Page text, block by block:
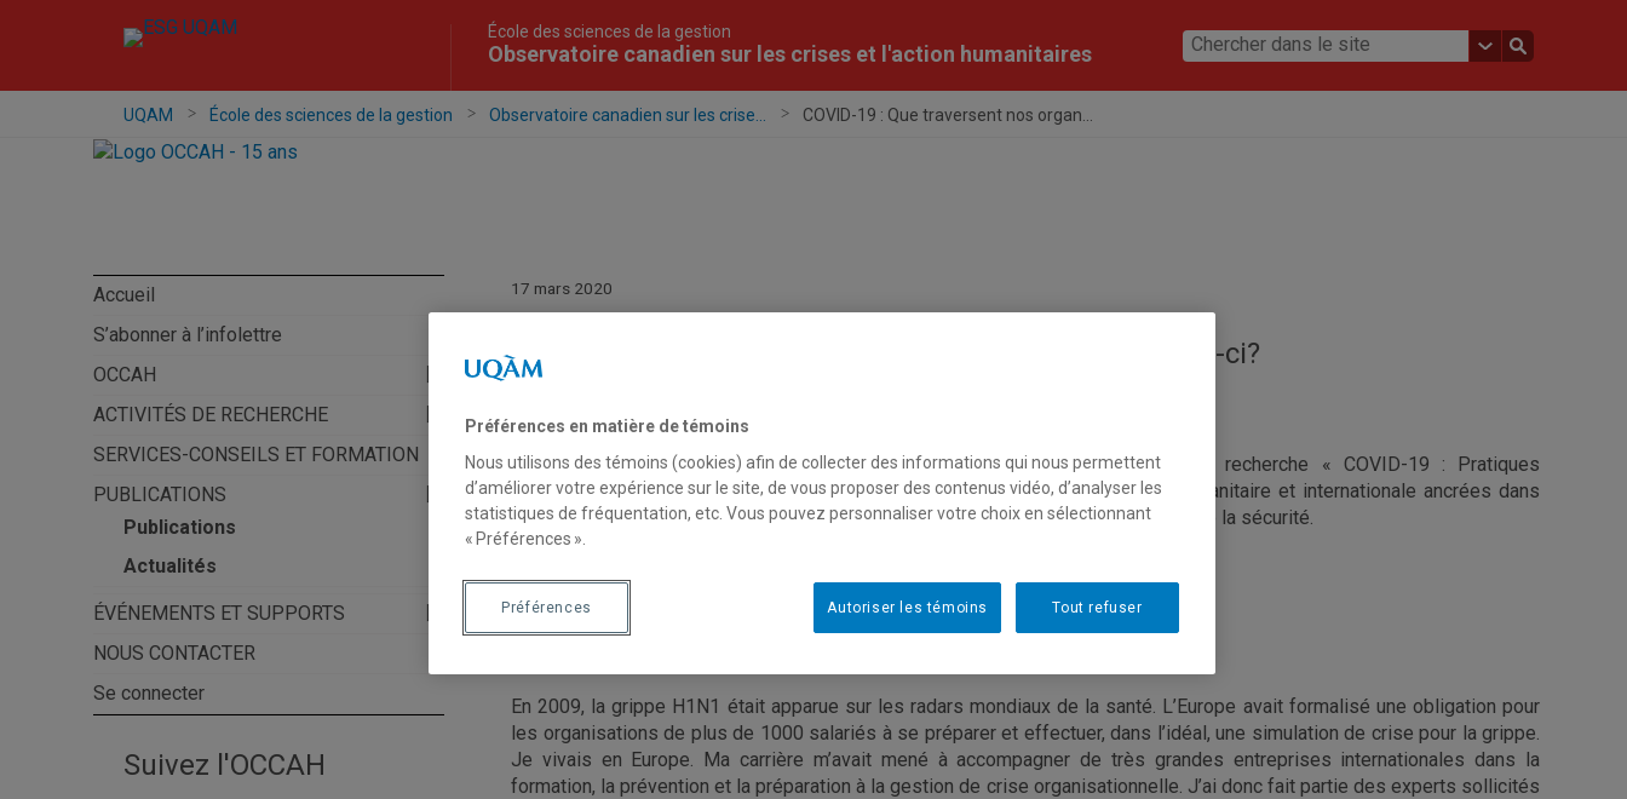
École des sciences de la gestion
Observatoire canadien sur les crises et l'action humanitaires
UQAM École des sciences de la gestion Observatoire canadien sur les crise... COVID-19 : Que traversent nos organ...
Accueil
S’abonner à l’infolettre
OCCAH
ACTIVITÉS DE RECHERCHE
SERVICES-CONSEILS ET FORMATION
PUBLICATIONS
Publications
Actualités
ÉVÉNEMENTS ET SUPPORTS
NOUS CONTACTER
Se connecter
Suivez l'OCCAH
17 mars 2020
COVID-19 : Que traversent nos organisations ces jours-ci?
ParCaroline Coulombe, chercheure à l’OCCAH, codirectrice de l’équipe de recherche « COVID-19 : Pratiques
collaboratives améliorées des interventions en situation complexe, urgente, humanitaire et internationale ancrées dans
une approche de duty of care » et membre de l’équipe de gestion des risques et de la sécurité.
Montréal, le 17 mars 2020
En 2009, la grippe H1N1 était apparue sur les radars mondiaux de la santé. L’Europe avait formalisé une obligation pour
les organisations de plus de 1000 salariés à se préparer et effectuer, dans l’idéal, une simulation de crise pour la grippe.
Je vivais en Europe. Ma carrière m’avait mené à accompagner de très grandes entreprises internationales dans la
formation, la prévention et la préparation à la gestion de crise organisationnelle. J’ai donc fait partie des experts sollicités
Préférences en matière de témoins
Nous utilisons des témoins (cookies) afin de collecter des informations qui nous permettent
d’améliorer votre expérience sur le site, de vous proposer des contenus vidéo, d’analyser les
statistiques de fréquentation, etc. Vous pouvez personnaliser votre choix en sélectionnant
« Préférences ».
Tout refuser
Autoriser les témoins
Préférences